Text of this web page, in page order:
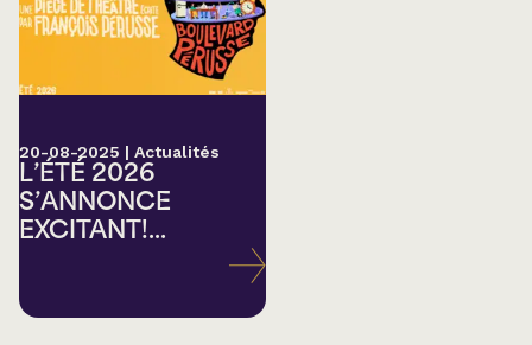
20-08-2025 | Actualités
L’ÉTÉ 2026
S’ANNONCE
EXCITANT!...